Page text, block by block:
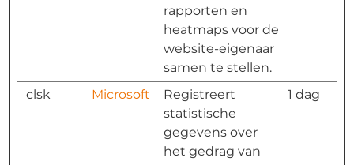
rapporten en
heatmaps voor de
website-eigenaar
samen te stellen.
_clsk Microsoft
Registreert
statistische
gegevens over
het gedrag van
1 dag